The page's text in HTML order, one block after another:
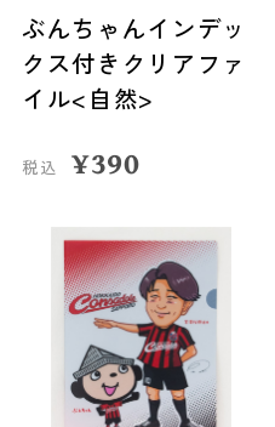
ぶんちゃんインデッ
クス付きクリアファ
イル<自然>
税込 ¥390